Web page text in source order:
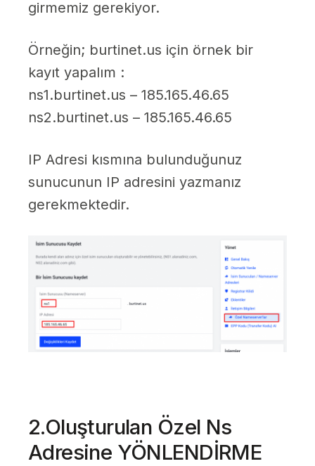
girmemiz gerekiyor.
Örneğin; burtinet.us için örnek bir
kayıt yapalım :
ns1.burtinet.us – 185.165.46.65
ns2.burtinet.us – 185.165.46.65
IP Adresi kısmına bulunduğunuz
sunucunun IP adresini yazmanız
gerekmektedir.
2.Oluşturulan Özel Ns
Adresine YÖNLENDİRME